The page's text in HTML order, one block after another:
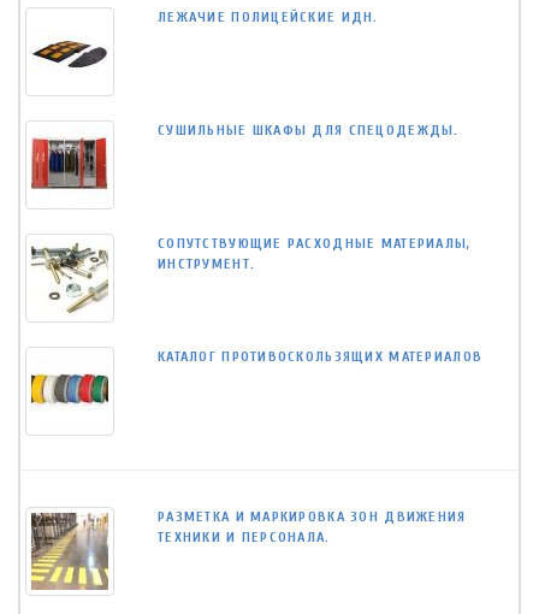
ЛЕЖАЧИЕ ПОЛИЦЕЙСКИЕ ИДН.
СУШИЛЬНЫЕ ШКАФЫ ДЛЯ СПЕЦОДЕЖДЫ.
СОПУТСТВУЮЩИЕ РАСХОДНЫЕ МАТЕРИАЛЫ,
ИНСТРУМЕНТ.
КАТАЛОГ ПРОТИВОСКОЛЬЗЯЩИХ МАТЕРИАЛОВ
РАЗМЕТКА И МАРКИРОВКА ЗОН ДВИЖЕНИЯ
ТЕХНИКИ И ПЕРСОНАЛА.